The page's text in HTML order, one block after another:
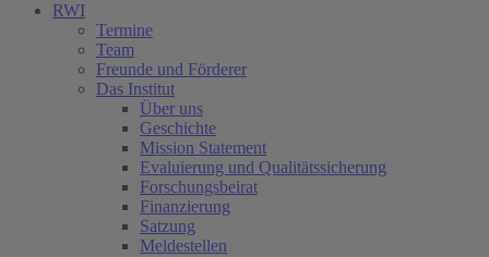
RWI
Termine
Team
Freunde und Förderer
Das Institut
Über uns
Geschichte
Mission Statement
Evaluierung und Qualitätssicherung
Forschungsbeirat
Finanzierung
Satzung
Meldestellen